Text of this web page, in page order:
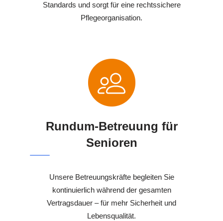
Standards und sorgt für eine rechtssichere
Pflegeorganisation.
Rundum-Betreuung für
Senioren
Unsere Betreuungskräfte begleiten Sie
kontinuierlich während der gesamten
Vertragsdauer – für mehr Sicherheit und
Lebensqualität.